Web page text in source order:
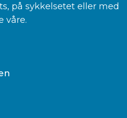
på sykkelsetet eller med
våre.